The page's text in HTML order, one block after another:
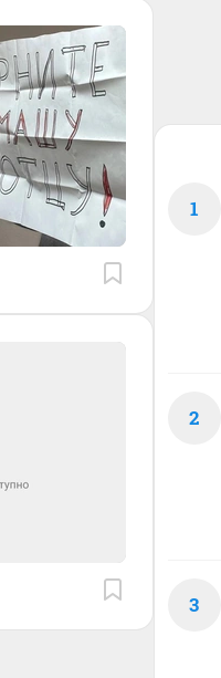
1
2
3